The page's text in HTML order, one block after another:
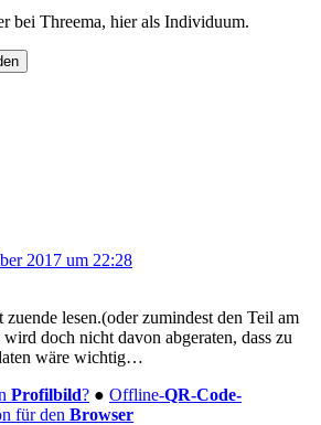
bei Threema, hier als Individuum.
2017 um 22:28
lesen.(oder zumindest den Teil am
wird doch nicht davon abgeraten, dass zu
wäre wichtig…
Profilbild? ● Offline-QR-Code-
für den Browser